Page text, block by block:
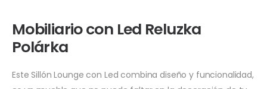
Mobiliario con Led Reluzka
Polárka
Este Sillón Lounge con Led combina diseño y funcionalidad,